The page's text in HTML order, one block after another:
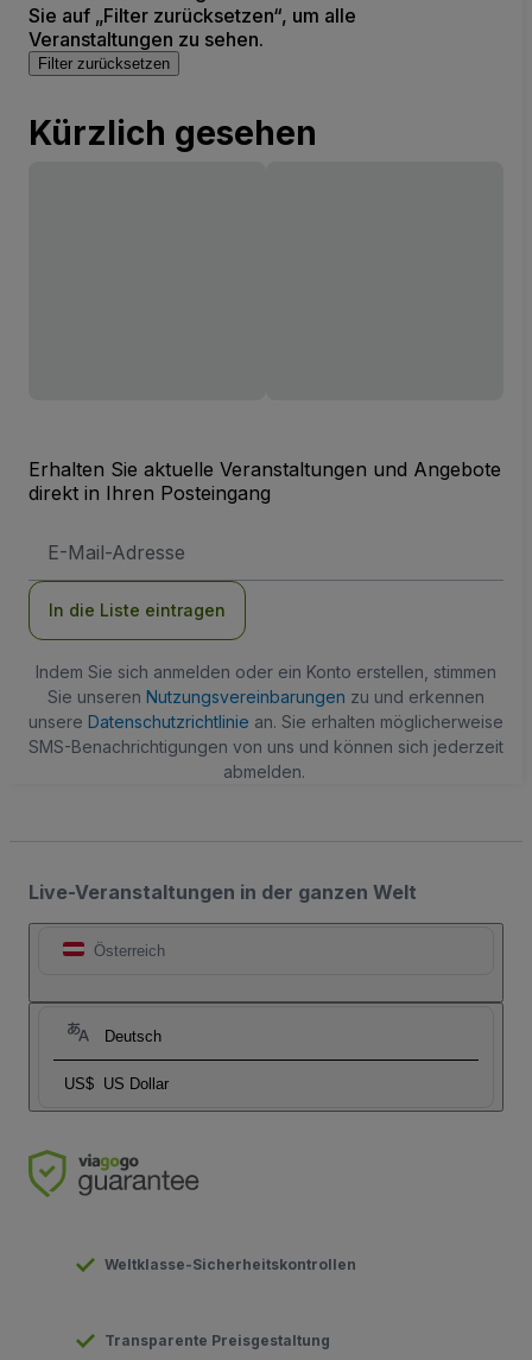
Sie auf „Filter zurücksetzen“, um alle
Veranstaltungen zu sehen.
Filter zurücksetzen
Kürzlich gesehen
Erhalten Sie aktuelle Veranstaltungen und Angebote
direkt in Ihren Posteingang
Mail-
In die Liste eintragen
Indem Sie sich anmelden oder ein Konto erstellen, stimmen
Sie unseren Nutzungsvereinbarungen zu und erkennen
unsere Datenschutzrichtlinie an. Sie erhalten möglicherweise
SMS-Benachrichtigungen von uns und können sich jederzeit
abmelden.
Live-Veranstaltungen in der ganzen Welt
Österreich
Deutsch
US$ US Dollar
Weltklasse-Sicherheitskontrollen
Transparente Preisgestaltung